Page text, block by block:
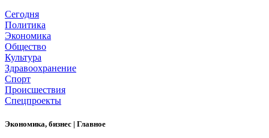
Сегодня
Политика
Экономика
Общество
Культура
Здравоохранение
Спорт
Происшествия
Спецпроекты
Экономика, бизнес | Главное